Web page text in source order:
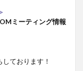
ミーティング情報
ております！